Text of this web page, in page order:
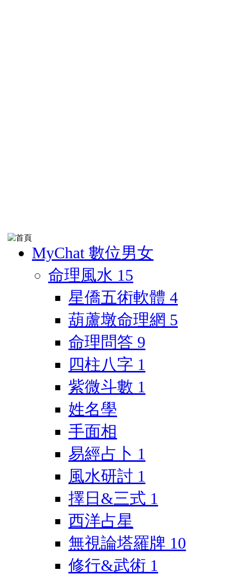
MyChat 數位男女
命理風水 15
星僑五術軟體 4
葫蘆墩命理網 5
命理問答 9
四柱八字 1
紫微斗數 1
姓名學
手面相
易經占卜 1
風水研討 1
擇日&三式 1
西洋占星
無視論塔羅牌 10
修行&武術 1